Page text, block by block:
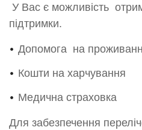
У Вас є можливість
підтримки.
Допомога на
Кошти на харчування
Медична страховка
Для забезпечення